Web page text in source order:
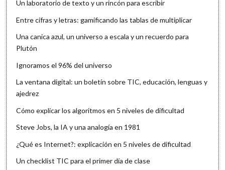
Un laboratorio de texto y un rincón para escribir
Entre cifras y letras: gamificando las tablas de multiplicar
Una canica azul, un universo a escala y un recuerdo para
Plutón
Ignoramos el 96% del universo
La ventana digital: un boletín sobre TIC, educación, lenguas y
ajedrez
Cómo explicar los algoritmos en 5 niveles de dificultad
Steve Jobs, la IA y una analogía en 1981
¿Qué es Internet?: explicación en 5 niveles de dificultad
Un checklist TIC para el primer día de clase